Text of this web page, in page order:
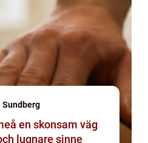
Sundberg
väg
lugnare sinne